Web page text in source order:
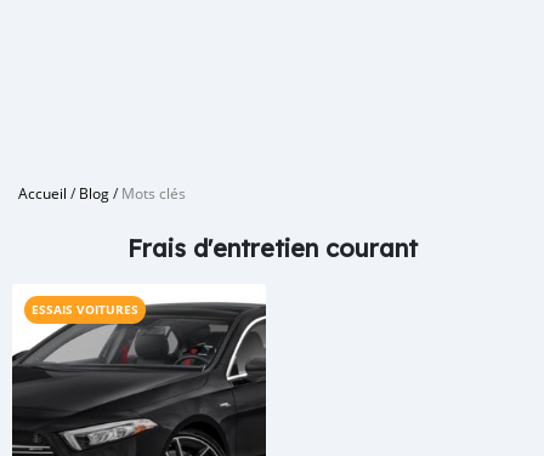
Accueil /Blog/Mots clés
Frais d'entretien courant
ESSAIS VOITURES